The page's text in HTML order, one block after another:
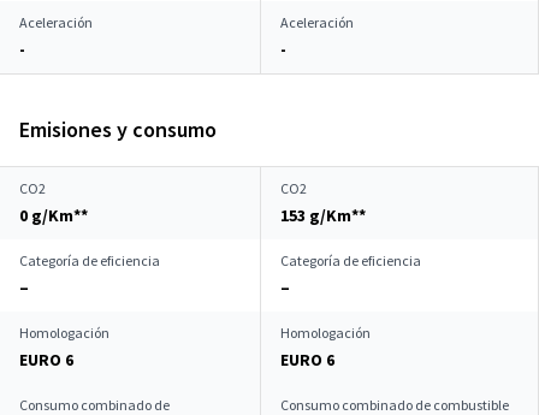
Aceleración
-
Aceleración
-
Emisiones y consumo
CO2
0 g/Km**
CO2
153 g/Km**
Categoría de eficiencia
–
Categoría de eficiencia
–
Homologación
EURO 6
Homologación
EURO 6
Consumo combinado de
Consumo combinado de combustible